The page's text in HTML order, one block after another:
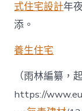
式住宅設計年
添。
養生住宅
（雨林編纂，
https://